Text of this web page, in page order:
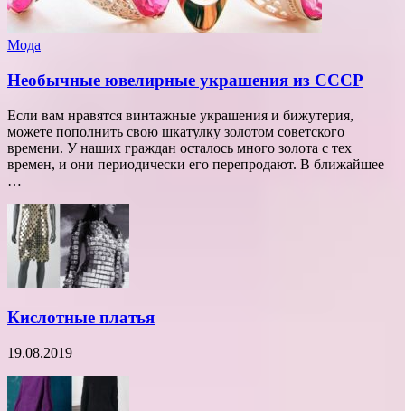
Мода
Необычные ювелирные украшения из СССР
Если вам нравятся винтажные украшения и бижутерия,
можете пополнить свою шкатулку золотом советского
времени. У наших граждан осталось много золота с тех
времен, и они периодически его перепродают. В ближайшее
…
Кислотные платья
19.08.2019